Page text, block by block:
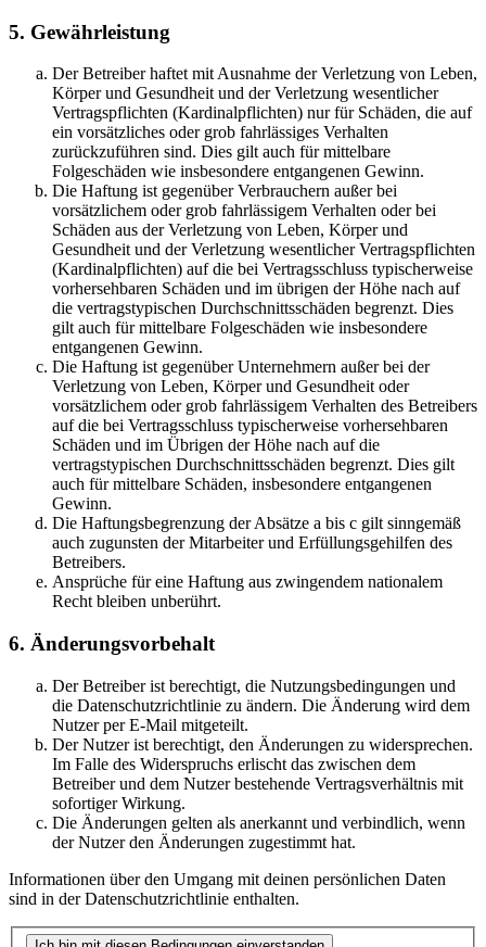
5. Gewährleistung
Der Betreiber haftet mit Ausnahme der Verletzung von Leben,
Körper und Gesundheit und der Verletzung wesentlicher
Vertragspflichten (Kardinalpflichten) nur für Schäden, die auf
ein vorsätzliches oder grob fahrlässiges Verhalten
zurückzuführen sind. Dies gilt auch für mittelbare
Folgeschäden wie insbesondere entgangenen Gewinn.
Die Haftung ist gegenüber Verbrauchern außer bei
vorsätzlichem oder grob fahrlässigem Verhalten oder bei
Schäden aus der Verletzung von Leben, Körper und
Gesundheit und der Verletzung wesentlicher Vertragspflichten
(Kardinalpflichten) auf die bei Vertragsschluss typischerweise
vorhersehbaren Schäden und im übrigen der Höhe nach auf
die vertragstypischen Durchschnittsschäden begrenzt. Dies
gilt auch für mittelbare Folgeschäden wie insbesondere
entgangenen Gewinn.
Die Haftung ist gegenüber Unternehmern außer bei der
Verletzung von Leben, Körper und Gesundheit oder
vorsätzlichem oder grob fahrlässigem Verhalten des Betreibers
auf die bei Vertragsschluss typischerweise vorhersehbaren
Schäden und im Übrigen der Höhe nach auf die
vertragstypischen Durchschnittsschäden begrenzt. Dies gilt
auch für mittelbare Schäden, insbesondere entgangenen
Gewinn.
Die Haftungsbegrenzung der Absätze a bis c gilt sinngemäß
auch zugunsten der Mitarbeiter und Erfüllungsgehilfen des
Betreibers.
Ansprüche für eine Haftung aus zwingendem nationalem
Recht bleiben unberührt.
6. Änderungsvorbehalt
Der Betreiber ist berechtigt, die Nutzungsbedingungen und
die Datenschutzrichtlinie zu ändern. Die Änderung wird dem
Nutzer per E-Mail mitgeteilt.
Der Nutzer ist berechtigt, den Änderungen zu widersprechen.
Im Falle des Widerspruchs erlischt das zwischen dem
Betreiber und dem Nutzer bestehende Vertragsverhältnis mit
sofortiger Wirkung.
Die Änderungen gelten als anerkannt und verbindlich, wenn
der Nutzer den Änderungen zugestimmt hat.
Informationen über den Umgang mit deinen persönlichen Daten
sind in der Datenschutzrichtlinie enthalten.